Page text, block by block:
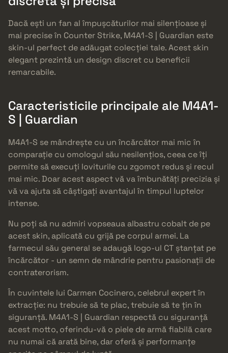
Dacă ești un fan al împușcăturilor mai silențioase și
mai precise în Counter Strike, M4A1-S | Guardian este
skin-ul perfect de adăugat colecției tale. Acest skin
elegant prezintă un design discret cu beneficii
remarcabile.
Caracteristicile principale ale M4A1-
S | Guardian
M4A1-S se mândrește cu un încărcător mai mic în
comparație cu omologul său nesilențios, ceea ce îți
permite să execuți loviturile cu zgomot redus și recul
mai mic. Doar acest aspect vă va îmbunătăți precizia și
vă va ajuta să câștigați avantajul în timpul luptelor
intense.
Nu poți să nu admiri vopseaua albastru cobalt de pe
acest skin, aplicată cu grijă pe corpul armei. La
farmecul său general se adaugă logo-ul CT ștanțat pe
încărcător - un semn de mândrie pentru pasionații de
contraterorism.
În cuvintele lui Carmen Cocinero, celebrul expert în
extracție: nu trebuie să te plac, trebuie să te țin în
siguranță. M4A1-S | Guardian respectă cu siguranță
acest motto, oferindu-vă o piele de armă fiabilă care
nu numai că arată bine, dar oferă și performanțe